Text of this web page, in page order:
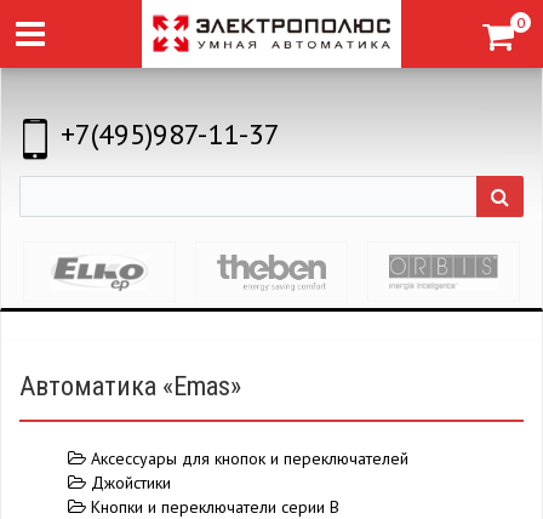
0
+7(495)987-11-37
Автоматика «Emas»
Аксессуары для кнопок и переключателей
Джойстики
Кнопки и переключатели серии B